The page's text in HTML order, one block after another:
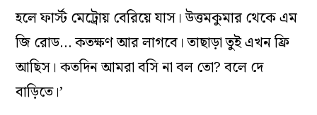
হলে ফার্স্ট মেট্রোয় বেরিয়ে যাস। উত্তমকুমার থেকে এম
জি রোড… কতক্ষণ আর লাগবে। তাছাড়া তুই এখন ফ্রি
আছিস। কতদিন আমরা বসি না বল তো? বলে দে
বাড়িতে।’